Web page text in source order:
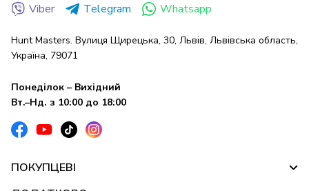
Viber Telegram Whatsapp
Hunt Masters. Вулиця Щирецька, 30, Львів, Львівська область,
Україна, 79071
Понеділок – Вихідний
Вт.–Нд. з 10:00 до 18:00
ПОКУПЦЕВІ